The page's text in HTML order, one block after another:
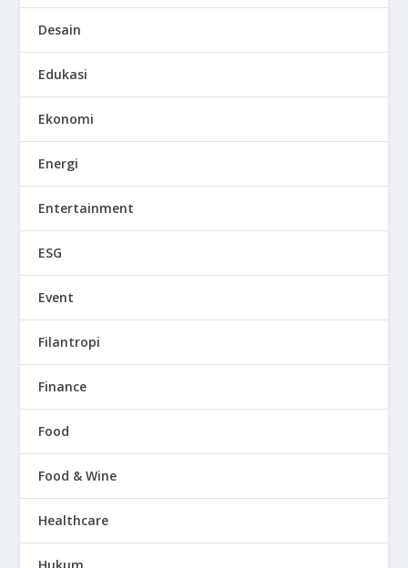
Desain
Edukasi
Ekonomi
Energi
Entertainment
ESG
Event
Filantropi
Finance
Food
Food & Wine
Healthcare
Hukum